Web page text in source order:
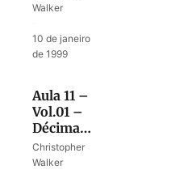
Walker
10 de janeiro
de 1999
Aula 11 –
Vol.01 –
Décima
praga e a
Páscoa
Christopher
Walker